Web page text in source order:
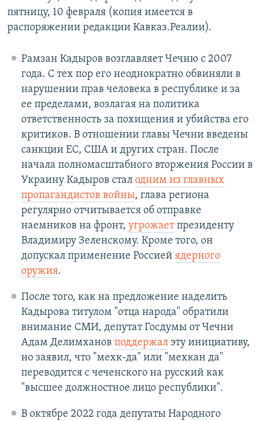
пятницу, 10 февраля (копия имеется в
распоряжении редакции Кавказ.Реалии).
Рамзан Кадыров возглавляет Чечню с 2007
года. С тех пор его неоднократно обвиняли в
нарушении прав человека в республике и за
ее пределами, возлагая на политика
ответственность за похищения и убийства его
критиков. В отношении главы Чечни введены
санкции ЕС, США и других стран. После
начала полномасштабного вторжения России в
Украину Кадыров стал одним из главных
пропагандистов войны, глава региона
регулярно отчитывается об отправке
наемников на фронт, угрожаетпрезиденту
Владимиру Зеленскому. Кроме того, он
допускал применение Россией ядерного
оружия.
После того, как на предложение наделить
Кадырова титулом "отца народа" обратили
внимание СМИ, депутат Госдумы от Чечни
Адам Делимханов поддержалэту инициативу,
но заявил, что "мехк-да" или "мехкан да"
переводится с чеченского на русский как
"высшее должностное лицо республики".
В октябре 2022 года депутаты Народного